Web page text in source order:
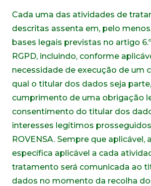
Cada uma das atividades de
descritas assenta em, pelo
bases legais previstas no artigo 6.º,
RGPD, incluindo, conforme
necessidade de execução de um
qual o titular dos dados seja
cumprimento de uma obrigação
consentimento do titular dos
interesses legítimos
ROVENSA. Sempre que aplicável,
específica aplicável a cada
tratamento será comunicada ao
dados no momento da recolha